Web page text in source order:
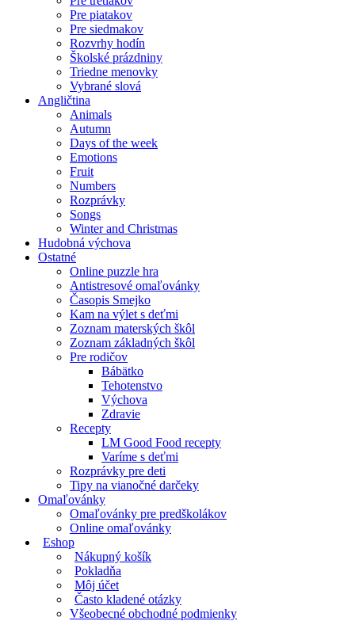
Pre piatakov
Pre siedmakov
Rozvrhy hodín
Školské prázdniny
Triedne menovky
Vybrané slová
Angličtina
Animals
Autumn
Days of the week
Emotions
Fruit
Numbers
Rozprávky
Songs
Winter and Christmas
Hudobná výchova
Ostatné
Online puzzle hra
Antistresové omaľovánky
Časopis Smejko
Kam na výlet s deťmi
Zoznam materských škôl
Zoznam základných škôl
Pre rodičov
Bábätko
Tehotenstvo
Výchova
Zdravie
Recepty
LM Good Food recepty
Varíme s deťmi
Rozprávky pre deti
Tipy na vianočné darčeky
Omaľovánky
Omaľovánky pre predškolákov
Online omaľovánky
Eshop
Nákupný košík
Pokladňa
Môj účet
Často kladené otázky
Všeobecné obchodné podmienky